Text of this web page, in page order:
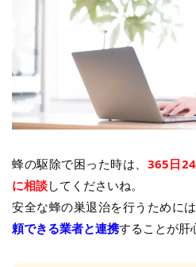
蜂の駆除で困った時は、 365日
に相談してくださいね。
安全な蜂の巣退治を行うために
頼できる業者と連携することが肝